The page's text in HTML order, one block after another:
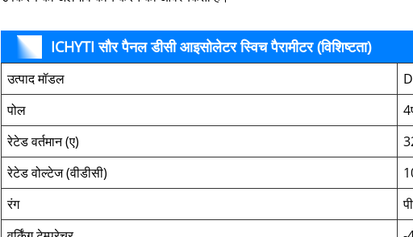
ICHYTI सौर पैनल डीसी आइसोलेटर स्विच पैरामीटर (विशिष्टता)
उत्पाद मॉडल
पोल
रेटेड वर्तमान (ए)
रेटेड वोल्टेज (वीडीसी)
रंग